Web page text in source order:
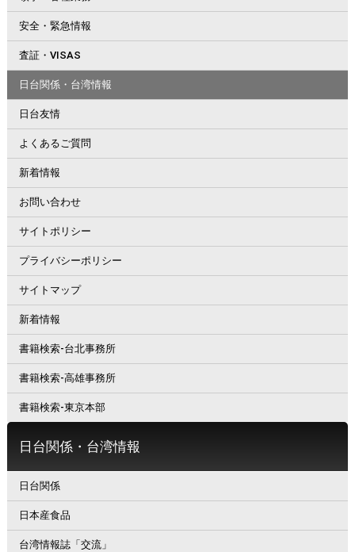
安全・緊急情報
査証・VISAS
日台関係・台湾情報
日台友情
よくあるご質問
新着情報
お問い合わせ
サイトポリシー
プライバシーポリシー
サイトマップ
新着情報
書籍検索-台北事務所
書籍検索-高雄事務所
書籍検索-東京本部
日台関係・台湾情報
日台関係
日本産食品
台湾情報誌「交流」